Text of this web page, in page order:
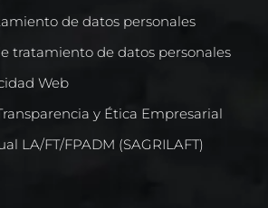
de datos personales
tratamiento de datos personales
Web
y Ética Empresarial
LA/FT/FPADM (SAGRILAFT)